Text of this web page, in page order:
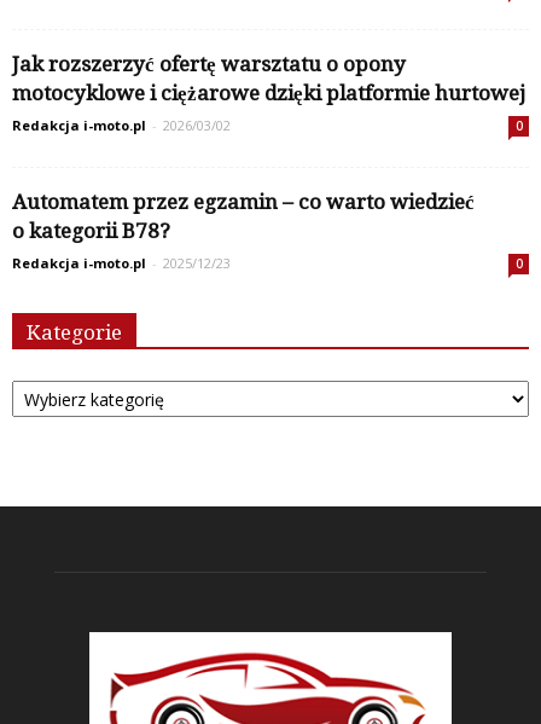
Jak rozszerzyć ofertę warsztatu o opony
motocyklowe i ciężarowe dzięki platformie hurtowej
Redakcja i-moto.pl - 2026/03/02 0
Automatem przez egzamin – co warto wiedzieć
o kategorii B78?
Redakcja i-moto.pl - 2025/12/23 0
Kategorie
Kategorie